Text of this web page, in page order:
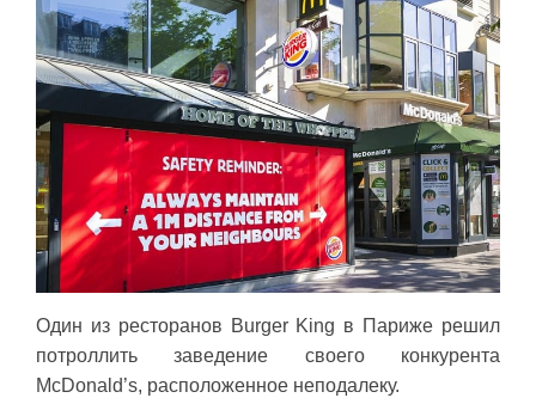
Один из ресторанов Burger King в Париже решил
потроллить заведение своего конкурента
McDonald’s, расположенное неподалеку.